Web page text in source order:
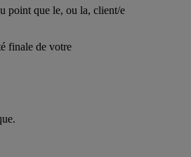
point que le, ou la, client/e
finale de votre